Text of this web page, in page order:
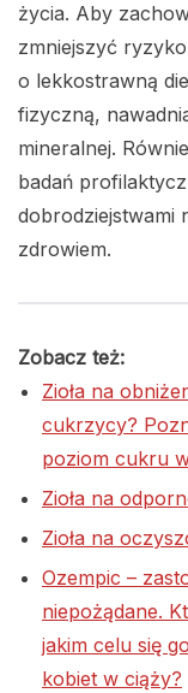
życia. Aby
zmniejszyć
o lekkostrawną
fizyczną,
mineralnej.
badań
dobrodziejstwami
zdrowiem.
Zobacz też:
Zioła na
cukrzycy?
poziom cukru
Zioła na
Zioła na
Ozempic –
niepożądane.
jakim celu się
kobiet w ciąży?